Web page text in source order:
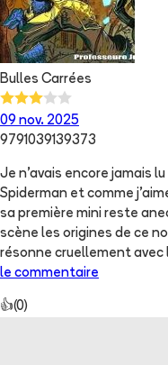
Bulles Carrées
09 nov. 2025
9791039139373
Je n’avais encore jamais
Spiderman et comme
sa première mini reste
scène les origines de ce
résonne cruellement
le commentaire
👍(0)